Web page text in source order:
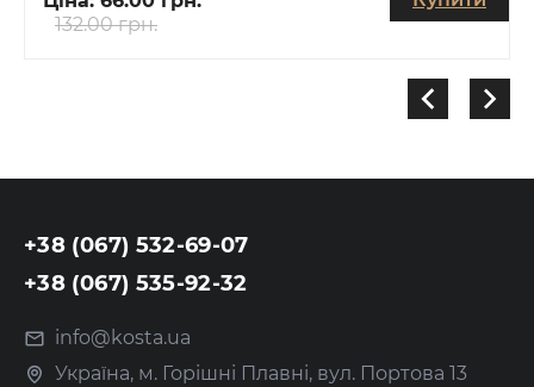
132.00 грн.
+38 (067) 532-69-07
+38 (067) 535-92-32
info@kosta.ua
Україна, м. Горішні Плавні, вул. Портова 13